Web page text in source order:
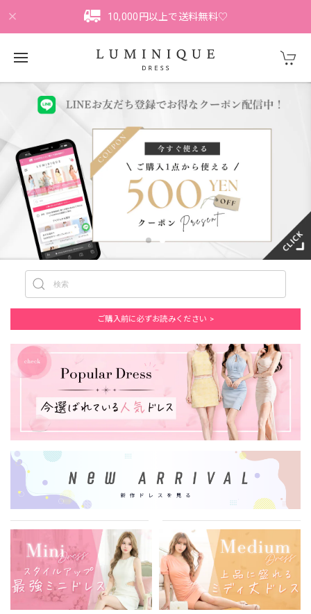
10,000円以上で送料無料♡
ご購入前に必ずお読みください >